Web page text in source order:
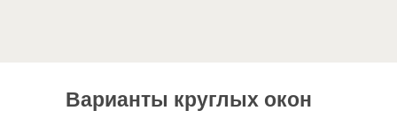
Варианты круглых окон